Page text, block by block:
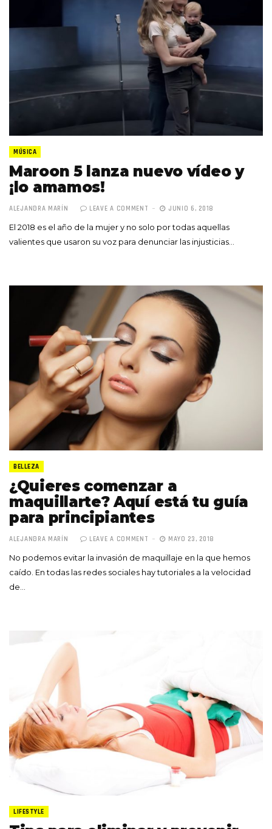
MÚSICA
Maroon 5 lanza nuevo vídeo y
¡lo amamos!
ALEJANDRA MARÍN LEAVE A COMMENT JUNIO 6, 2018
El 2018 es el año de la mujer y no solo por todas aquellas
valientes que usaron su voz para denunciar las injusticias…
BELLEZA
¿Quieres comenzar a
maquillarte? Aquí está tu guía
para principiantes
ALEJANDRA MARÍN LEAVE A COMMENT MAYO 23, 2018
No podemos evitar la invasión de maquillaje en la que hemos
caído. En todas las redes sociales hay tutoriales a la velocidad
de…
LIFESTYLE